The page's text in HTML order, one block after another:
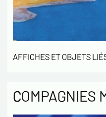
AFFICHES ET OBJETS
COMPAGNIES